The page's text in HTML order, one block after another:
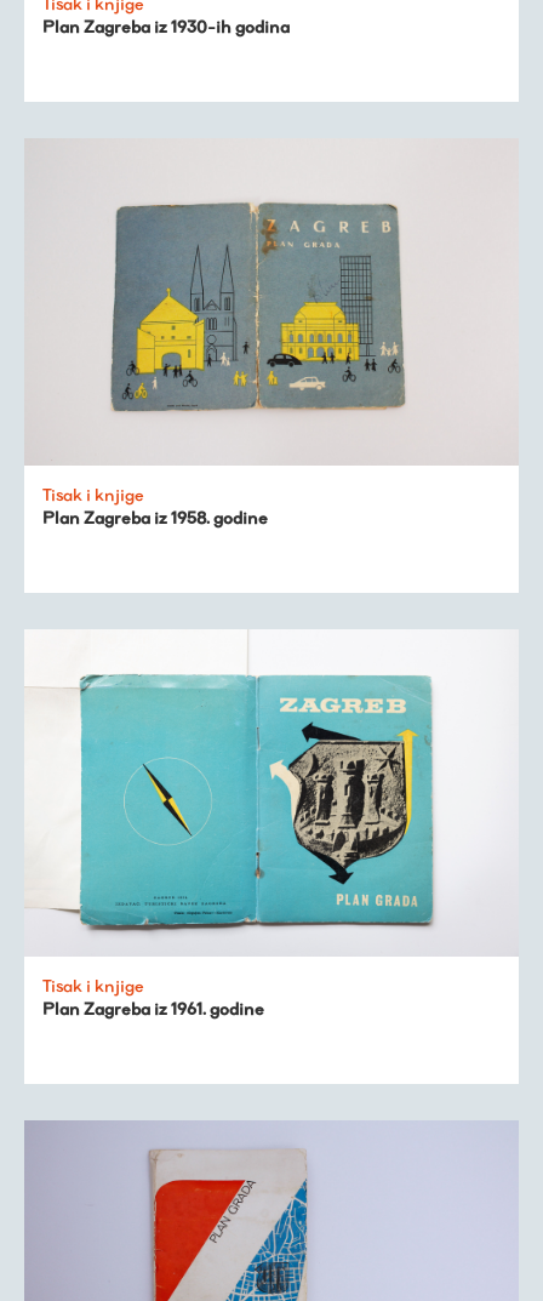
Plan Zagreba iz 1930-ih godina
Tisak i knjige
Plan Zagreba iz 1958. godine
Tisak i knjige
Plan Zagreba iz 1961. godine